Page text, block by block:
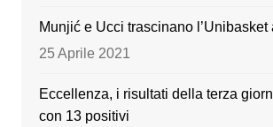
Munjić e Ucci trascinano l’Unibasket
25 Aprile 2021
Eccellenza, i risultati della terza
con 13 positivi